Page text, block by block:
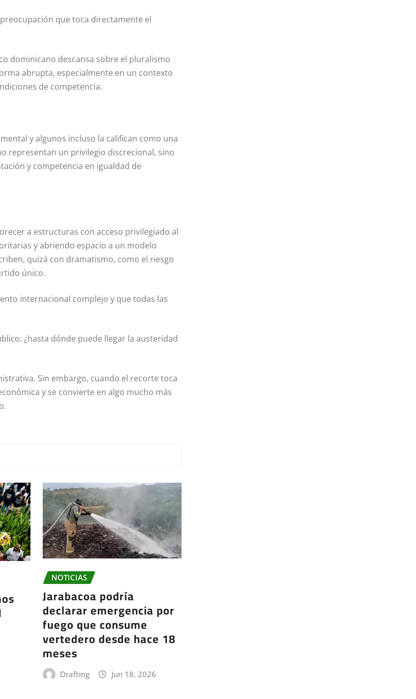
que toca directamente el
dominicano descansa sobre el pluralismo
abrupta, especialmente en un contexto
de competencia.
y algunos incluso la califican como una
representan un privilegio discrecional, sino
y competencia en igualdad de
a estructuras con acceso privilegiado al
y abriendo espacio a un modelo
quizá con dramatismo, como el riesgo
único.
internacional complejo y que todas las
¿hasta dónde puede llegar la austeridad
Sin embargo, cuando el recorte toca
y se convierte en algo mucho más
NOTICIAS
Jarabacoa podría
declarar emergencia por
fuego que consume
vertedero desde hace 18
meses
Drafting Jun 18, 2026